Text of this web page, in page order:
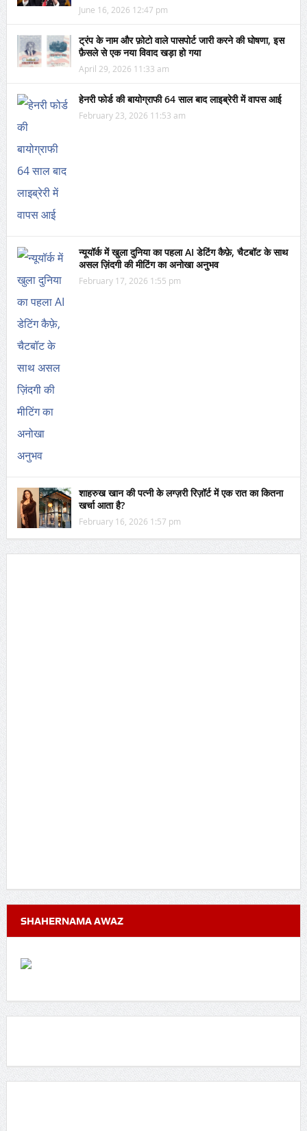
June 16, 2026 12:47 pm
ट्रंप के नाम और फ़ोटो वाले पासपोर्ट जारी करने की घोषणा, इस
फ़ैसले से एक नया विवाद खड़ा हो गया
April 29, 2026 11:33 am
हेनरी फोर्ड की बायोग्राफी 64 साल बाद लाइब्रेरी में वापस आई
February 23, 2026 11:53 am
न्यूयॉर्क में खुला दुनिया का पहला AI डेटिंग कैफ़े, चैटबॉट के साथ
असल ज़िंदगी की मीटिंग का अनोखा अनुभव
February 17, 2026 1:55 pm
शाहरुख खान की पत्नी के लग्ज़री रिज़ॉर्ट में एक रात का कितना
खर्चा आता है?
February 16, 2026 1:57 pm
SHAHERNAMA AWAZ